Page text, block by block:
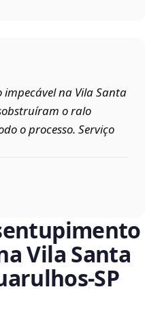
na Vila Santa
o ralo
o processo. Serviço
Vila Santa